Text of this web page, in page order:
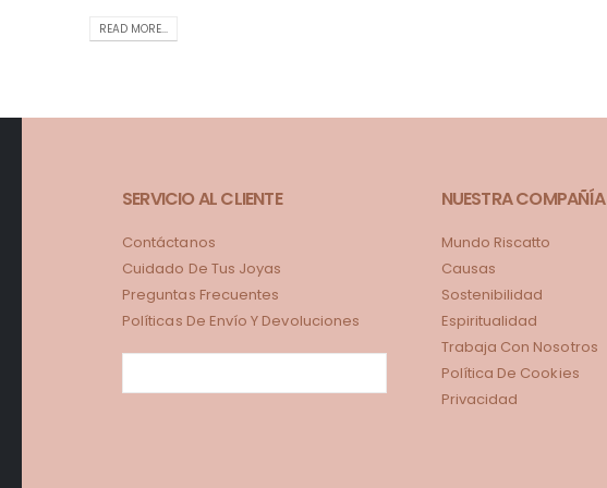
READ MORE...
SERVICIO AL CLIENTE
Contáctanos
Cuidado De Tus Joyas
Preguntas Frecuentes
Políticas De Envío Y Devoluciones
NUESTRA COMPAÑÍA
Mundo Riscatto
Causas
Sostenibilidad
Espiritualidad
Trabaja Con Nosotros
Política De Cookies
Privacidad